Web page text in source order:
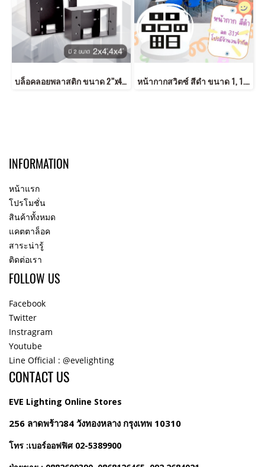
บล็อคลอยพลาสติก ขนาด 2”x4”,4”x4” สีดำ หน้ากากสวิตซ์ สีดำ ขนาด 1, 1.5, 2, 3 , 4 และ 6 ช่อง สีดำสวย หน้ากากดำ
INFORMATION
หน้าแรก
โปรโมชั่น
สินค้าทั้งหมด
แคตตาล็อค
สาระน่ารู้
ติดต่อเรา
FOLLOW US
Facebook
Twitter
Instragram
Youtube
Line Official : @evelighting
CONTACT US
EVE Lighting Online Stores
256 ลาดพร้าว84 วังทองหลาง กรุงเทพ 10310
โทร :เบอร์ออฟฟิศ 02-5389900